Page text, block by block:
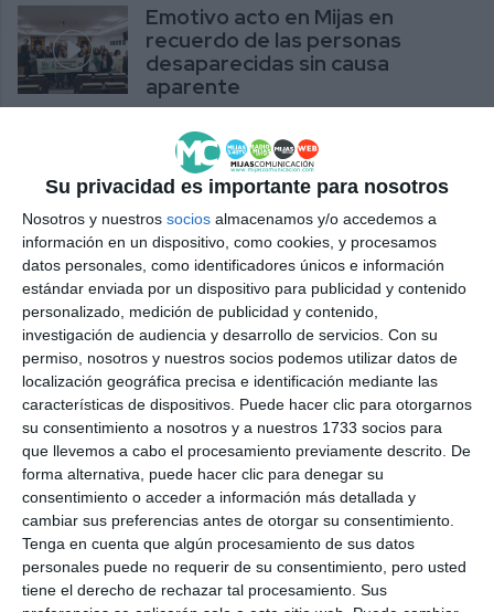
Su privacidad es importante para nosotros
Nosotros y nuestros socios almacenamos y/o accedemos a
información en un dispositivo, como cookies, y procesamos
datos personales, como identificadores únicos e información
estándar enviada por un dispositivo para publicidad y contenido
personalizado, medición de publicidad y contenido,
investigación de audiencia y desarrollo de servicios. Con su
permiso, nosotros y nuestros socios podemos utilizar datos de
localización geográfica precisa e identificación mediante las
características de dispositivos. Puede hacer clic para otorgarnos
su consentimiento a nosotros y a nuestros 1733 socios para
que llevemos a cabo el procesamiento previamente descrito. De
forma alternativa, puede hacer clic para denegar su
consentimiento o acceder a información más detallada y
cambiar sus preferencias antes de otorgar su consentimiento.
Tenga en cuenta que algún procesamiento de sus datos
personales puede no requerir de su consentimiento, pero usted
tiene el derecho de rechazar tal procesamiento. Sus
Emotivo acto en Mijas en
recuerdo de las personas
desaparecidas sin causa
aparente
La alcaldesa de Mijas incluye en
el pleno la lectura de los
manifiestos por el 8M y 9M
ACTUALIDAD
Mijas recordará en un acto este
domingo a los desaparecidos sin
causa aparente
ACTUALIDAD
Mijas recuerda un año más a las
personas desaparecidas sin
motivo aparente
ACTUALIDAD
Mijas celebrará el 9 de marzo un
acto en recuerdo de los